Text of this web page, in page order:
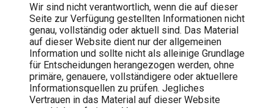
Wir sind nicht verantwortlich, wenn die auf dieser
Seite zur Verfügung gestellten Informationen nicht
genau, vollständig oder aktuell sind. Das Material
auf dieser Website dient nur der allgemeinen
Information und sollte nicht als alleinige Grundlage
für Entscheidungen herangezogen werden, ohne
primäre, genauere, vollständigere oder aktuellere
Informationsquellen zu prüfen. Jegliches
Vertrauen in das Material auf dieser Website